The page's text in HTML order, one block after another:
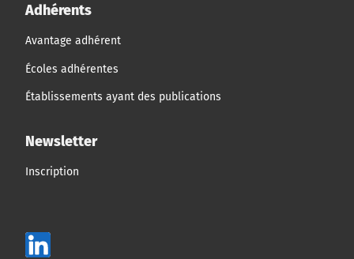
Adhérents
Avantage adhérent
Écoles adhérentes
Établissements ayant des publications
Newsletter
Inscription